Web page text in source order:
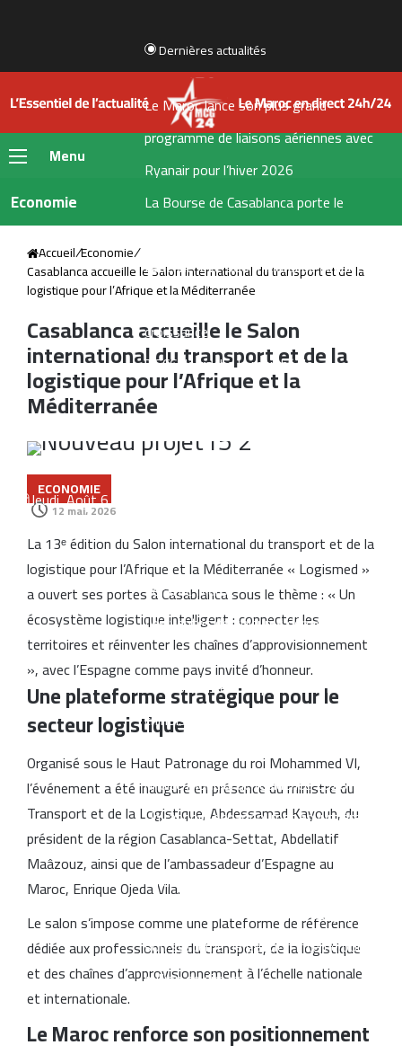
Jeudi, Août 6 2026
Dernières actualités
Le Maroc lance son plus grand
programme de liaisons aériennes avec
Ryanair pour l’hiver 2026
La Bourse de Casablanca porte le
flottant de CIH Bank à 35 %
LabelVie lève 500 millions de dirhams via
une émission obligataire pour financer sa
croissance
TGCC décroche le marché de
reconstruction du stade Tessema à
Casablanca : l’aéroport Mohammed V
l’agroalimentaire avec l’acquisition de
Forafric Maroc
Les ventes de voitures dépassent
152.000 unités au Maroc, portées par
les modèles électriques et les marques
chinoises
Le Maroc se classe 106ᵉ au monde dans
l’indice mondial de résidence 2026
Un rapport espagnol met en lumière les
capacités des satellites marocains près
du détroit de Gibraltar
CNSS lance une réforme stratégique de
son système de gestion interne pour 1,2
million de dirhams
Menu
Economie
Accueil/Economie/
Casablanca accueille le Salon international du transport et de la
logistique pour l’Afrique et la Méditerranée
Casablanca accueille le Salon
international du transport et de la
logistique pour l’Afrique et la
Méditerranée
ECONOMIE
12 mai، 2026
La 13ᵉ édition du Salon international du transport et de la
logistique pour l’Afrique et la Méditerranée « Logismed »
a ouvert ses portes à Casablanca sous le thème : « Un
écosystème logistique intelligent : connecter les
territoires et réinventer les chaînes d’approvisionnement
», avec l’Espagne comme pays invité d’honneur.
Une plateforme stratégique pour le
secteur logistique
Organisé sous le Haut Patronage du roi Mohammed VI,
l’événement a été inauguré en présence du ministre du
Transport et de la Logistique, Abdessamad Kayouh, du
président de la région Casablanca-Settat, Abdellatif
Maâzouz, ainsi que de l’ambassadeur d’Espagne au
Maroc, Enrique Ojeda Vila.
Le salon s’impose comme une plateforme de référence
dédiée aux professionnels du transport, de la logistique
et des chaînes d’approvisionnement à l’échelle nationale
et internationale.
Le Maroc renforce son positionnement